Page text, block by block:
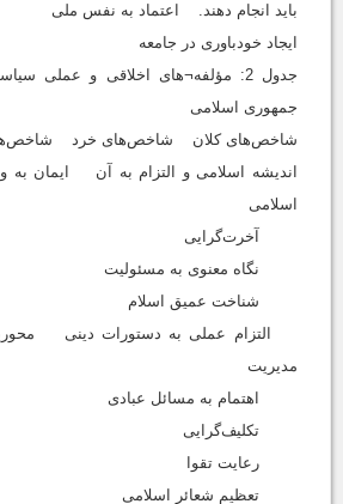
بايد انجام دهند. اعتماد به نفس ملی
ایجاد خودباوری در جامعه
جدول 2: مؤلفه¬های اخلاقی و عملی
جمهوری اسلامی
شاخص‌های کلان شاخص‌های خرد
اندیشه اسلامی و التزام به آن ایمان
اسلامی
آخرت‌گرایی
نگاه معنوی به مسئولیت
شناخت عمیق اسلام
التزام عملی به دستورات دینی
مدیریت
اهتمام به مسائل عبادی
تکلیف‌گرایی
رعایت تقوا
تعظیم شعائر اسلامی